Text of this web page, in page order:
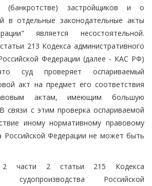
(банкротстве) застройщиков и о
в отдельные законодательные акты
является несостоятельной.
213 Кодекса административного
Федерации (далее - КАС РФ)
суд проверяет оспариваемый
акт на предмет его соответствия
актам, имеющим большую
связи с этим проверка оспариваемой
иному нормативному правовому
Российской Федерации не может быть
части 2 статьи 215 Кодекса
судопроизводства Российской